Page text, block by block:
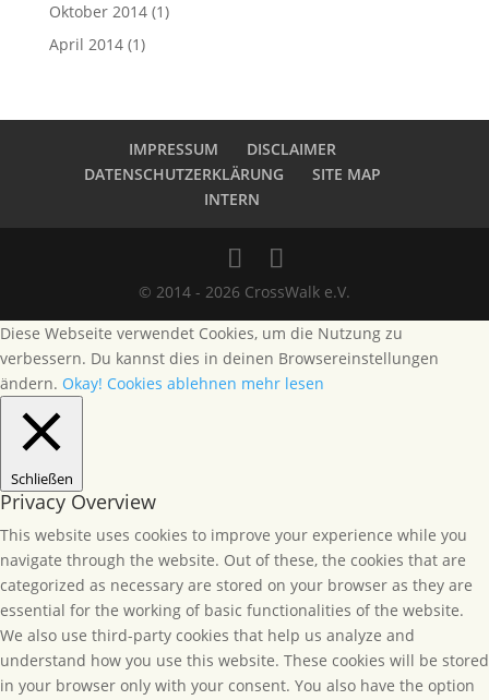
Oktober 2014(1)
April 2014(1)
IMPRESSUM
DISCLAIMER
DATENSCHUTZERKLÄRUNG
SITE MAP
INTERN
© 2014 - 2026 CrossWalk e.V.
Diese Webseite verwendet Cookies, um die Nutzung zu
verbessern. Du kannst dies in deinen Browsereinstellungen
ändern. Okay! Cookies ablehnen mehr lesen
Schließen
Privacy Overview
This website uses cookies to improve your experience while you
navigate through the website. Out of these, the cookies that are
categorized as necessary are stored on your browser as they are
essential for the working of basic functionalities of the website.
We also use third-party cookies that help us analyze and
understand how you use this website. These cookies will be stored
in your browser only with your consent. You also have the option